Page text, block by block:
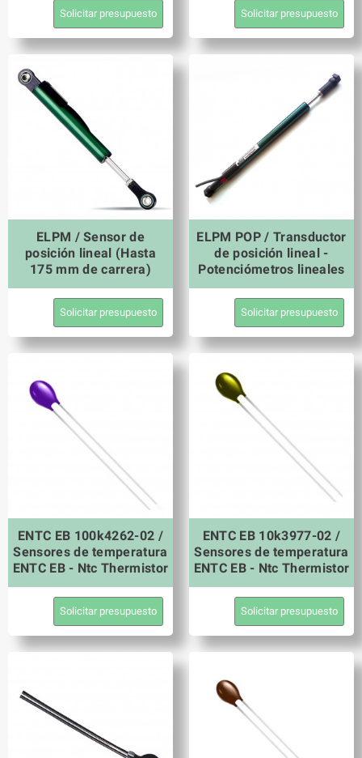
Solicitar presupuesto Solicitar presupuesto
ELPM / Sensor de
posición lineal (Hasta
175 mm de carrera)
Solicitar presupuesto
ELPM POP / Transductor
de posición lineal -
Potenciómetros lineales
Solicitar presupuesto
ENTC EB 100k4262-02 /
Sensores de temperatura
ENTC EB - Ntc Thermistor
Solicitar presupuesto
ENTC EB 10k3977-02 /
Sensores de temperatura
ENTC EB - Ntc Thermistor
Solicitar presupuesto